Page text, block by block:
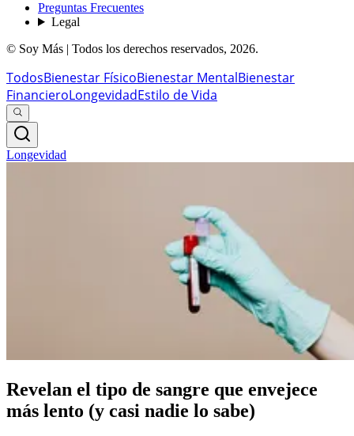
Preguntas Frecuentes
Legal
© Soy Más | Todos los derechos reservados, 2026.
TodosBienestar FísicoBienestar MentalBienestar
FinancieroLongevidadEstilo de Vida
Longevidad
Revelan el tipo de sangre que envejece
más lento (y casi nadie lo sabe)